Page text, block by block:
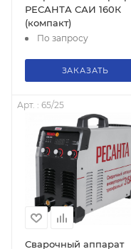
РЕСАНТА САИ 160К
(компакт)
По запросу
ЗАКАЗАТЬ
Арт. : 65/25
Сварочный аппарат